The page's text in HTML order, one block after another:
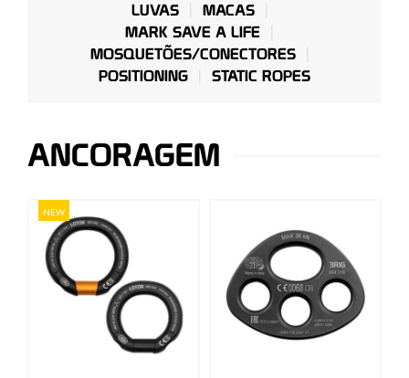
LUVAS
MACAS
MARK SAVE A LIFE
MOSQUETÕES/CONECTORES
POSITIONING
STATIC ROPES
ANCORAGEM
NEW